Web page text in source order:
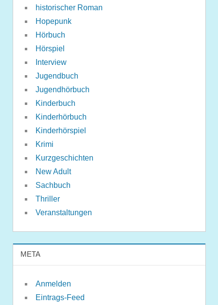
historischer Roman
Hopepunk
Hörbuch
Hörspiel
Interview
Jugendbuch
Jugendhörbuch
Kinderbuch
Kinderhörbuch
Kinderhörspiel
Krimi
Kurzgeschichten
New Adult
Sachbuch
Thriller
Veranstaltungen
META
Anmelden
Eintrags-Feed